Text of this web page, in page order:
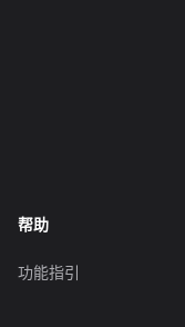
帮助
功能指引